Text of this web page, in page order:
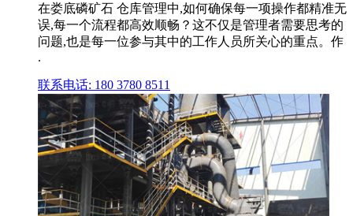
在娄底磷矿石 仓库管理中,如何确保每一项操作都精准无
误,每一个流程都高效顺畅？这不仅是管理者需要思考的
问题,也是每一位参与其中的工作人员所关心的重点。作
.
联系电话: 180 3780 8511